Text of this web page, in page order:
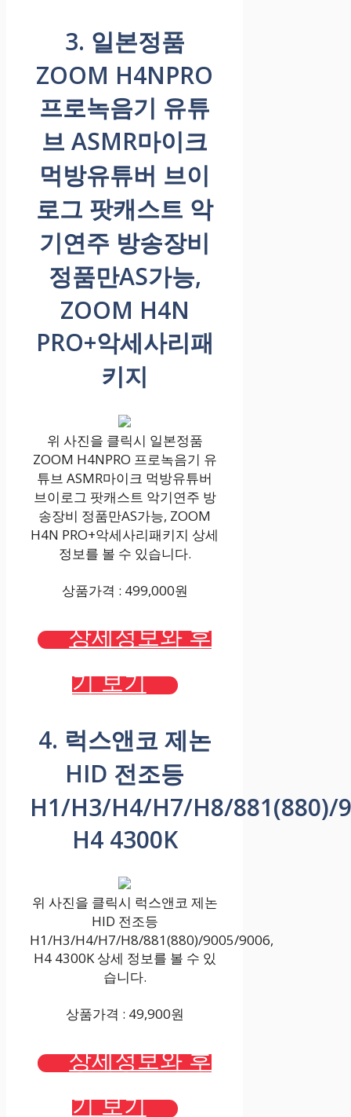
3. 일본정품
ZOOM H4NPRO
프로녹음기 유튜
브 ASMR마이크
먹방유튜버 브이
로그 팟캐스트 악
기연주 방송장비
정품만AS가능,
ZOOM H4N
PRO+악세사리패
키지
위 사진을 클릭시 일본정품
ZOOM H4NPRO 프로녹음기 유
튜브 ASMR마이크 먹방유튜버
브이로그 팟캐스트 악기연주 방
송장비 정품만AS가능, ZOOM
H4N PRO+악세사리패키지 상세
정보를 볼 수 있습니다.
상품가격 : 499,000원
상세정보와 후
기 보기
4. 럭스앤코 제논
HID 전조등
H1/H3/H4/H7/H8/881(880)/
H4 4300K
위 사진을 클릭시 럭스앤코 제논
HID 전조등
H1/H3/H4/H7/H8/881(880)/9005/9006,
H4 4300K 상세 정보를 볼 수 있
습니다.
상품가격 : 49,900원
상세정보와 후
기 보기